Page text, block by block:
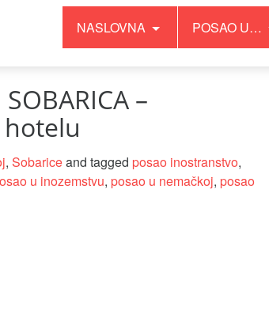
NASLOVNA POSAO U…
–
, Sobariceand tagged posao inostranstvo,
u inozemstvu, posao u nemačkoj, posao